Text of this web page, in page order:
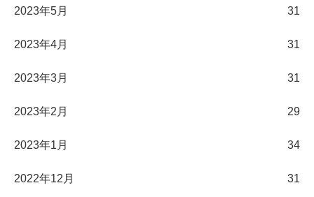
2023年5月 31
2023年4月 31
2023年3月 31
2023年2月 29
2023年1月 34
2022年12月 31